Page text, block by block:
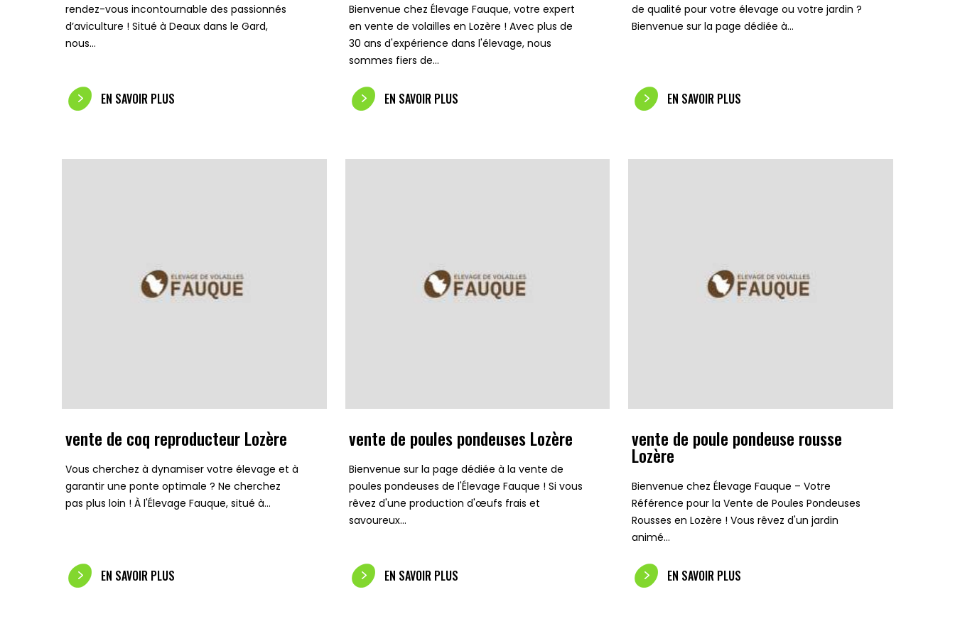
rendez-vous incontournable des passionnés
d’aviculture ! Situé à Deaux dans le Gard,
nous…
EN SAVOIR PLUS
Bienvenue chez Élevage Fauque, votre expert
en vente de volailles en Lozère ! Avec plus de
30 ans d'expérience dans l'élevage, nous
sommes fiers de…
EN SAVOIR PLUS
de qualité pour votre élevage ou votre jardin ?
Bienvenue sur la page dédiée à…
EN SAVOIR PLUS
vente de coq reproducteur Lozère
Vous cherchez à dynamiser votre élevage et à
garantir une ponte optimale ? Ne cherchez
pas plus loin ! À l'Élevage Fauque, situé à…
EN SAVOIR PLUS
vente de poules pondeuses Lozère
Bienvenue sur la page dédiée à la vente de
poules pondeuses de l'Élevage Fauque ! Si vous
rêvez d'une production d'œufs frais et
savoureux…
EN SAVOIR PLUS
vente de poule pondeuse rousse
Lozère
Bienvenue chez Élevage Fauque – Votre
Référence pour la Vente de Poules Pondeuses
Rousses en Lozère ! Vous rêvez d'un jardin
animé…
EN SAVOIR PLUS